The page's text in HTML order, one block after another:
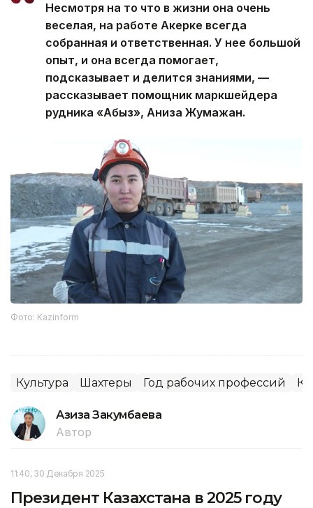
Несмотря на то что в жизни она очень
веселая, на работе Акерке всегда
собранная и ответственная. У нее большой
опыт, и она всегда помогает,
подсказывает и делится знаниями, —
рассказывает помощник маркшейдера
рудника «Абыз», Аниза Жумажан.
Фото: Kazinform
Культура Шахтеры Год рабочих профессий
Азиза Закумбаева
Автор
11:40, 30 Декабря 2025
Президент Казахстана в 2025 году